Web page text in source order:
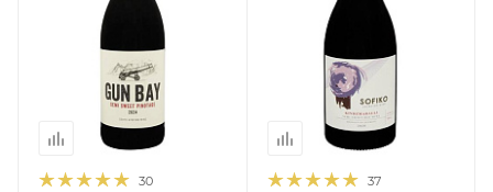
30 37